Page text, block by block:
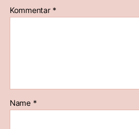
Kommentar *
Name *